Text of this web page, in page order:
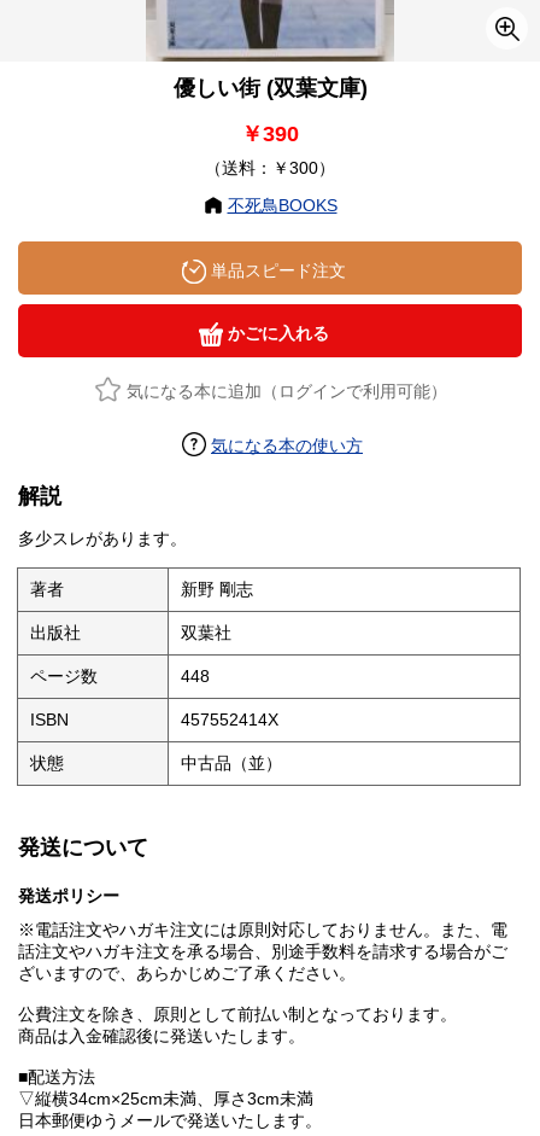
優しい街 (双葉文庫)
￥390
（送料：￥300）
不死鳥BOOKS
単品スピード注文
かごに入れる
気になる本に追加（ログインで利用可能）
気になる本の使い方
解説
多少スレがあります。
著者 新野 剛志
出版社 双葉社
ページ数 448
ISBN 457552414X
状態 中古品（並）
発送について
発送ポリシー
※電話注文やハガキ注文には原則対応しておりません。また、電
話注文やハガキ注文を承る場合、別途手数料を請求する場合がご
ざいますので、あらかじめご了承ください。
公費注文を除き、原則として前払い制となっております。
商品は入金確認後に発送いたします。
■配送方法
▽縦横34cm×25cm未満、厚さ3cm未満
日本郵便ゆうメールで発送いたします。